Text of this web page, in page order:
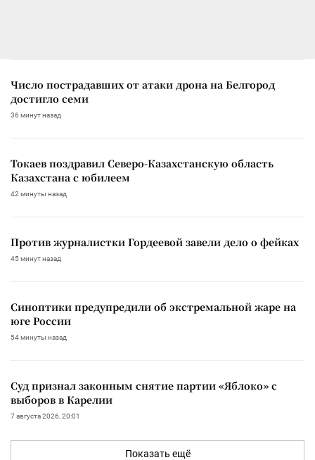
Число пострадавших от атаки дрона на Белгород
достигло семи
36 минут назад
Токаев поздравил Северо-Казахстанскую область
Казахстана с юбилеем
42 минуты назад
Против журналистки Гордеевой завели дело о фейках
45 минут назад
Синоптики предупредили об экстремальной жаре на
юге России
54 минуты назад
Суд признал законным снятие партии «Яблоко» с
выборов в Карелии
7 августа 2026, 20:01
Показать ещё